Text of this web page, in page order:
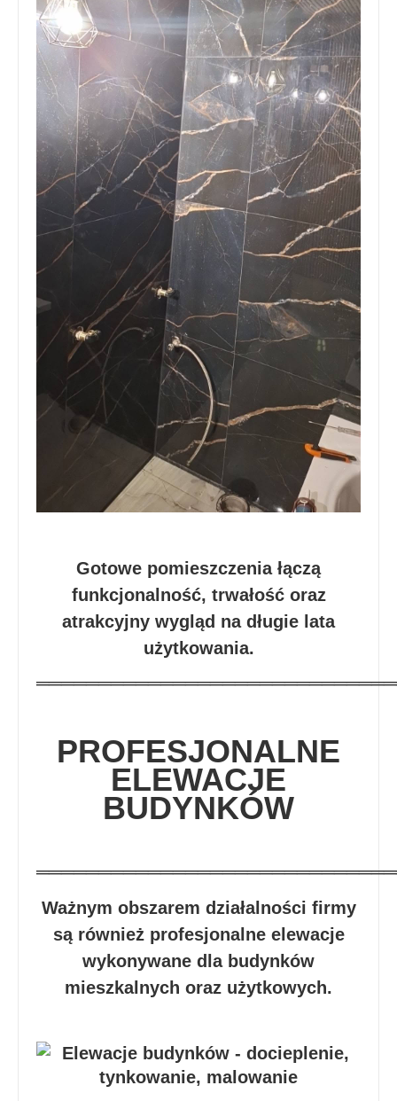
Gotowe pomieszczenia łączą
funkcjonalność, trwałość oraz
atrakcyjny wygląd na długie lata
użytkowania.
PROFESJONALNE
ELEWACJE
BUDYNKÓW
Ważnym obszarem działalności firmy
są również profesjonalne elewacje
wykonywane dla budynków
mieszkalnych oraz użytkowych.